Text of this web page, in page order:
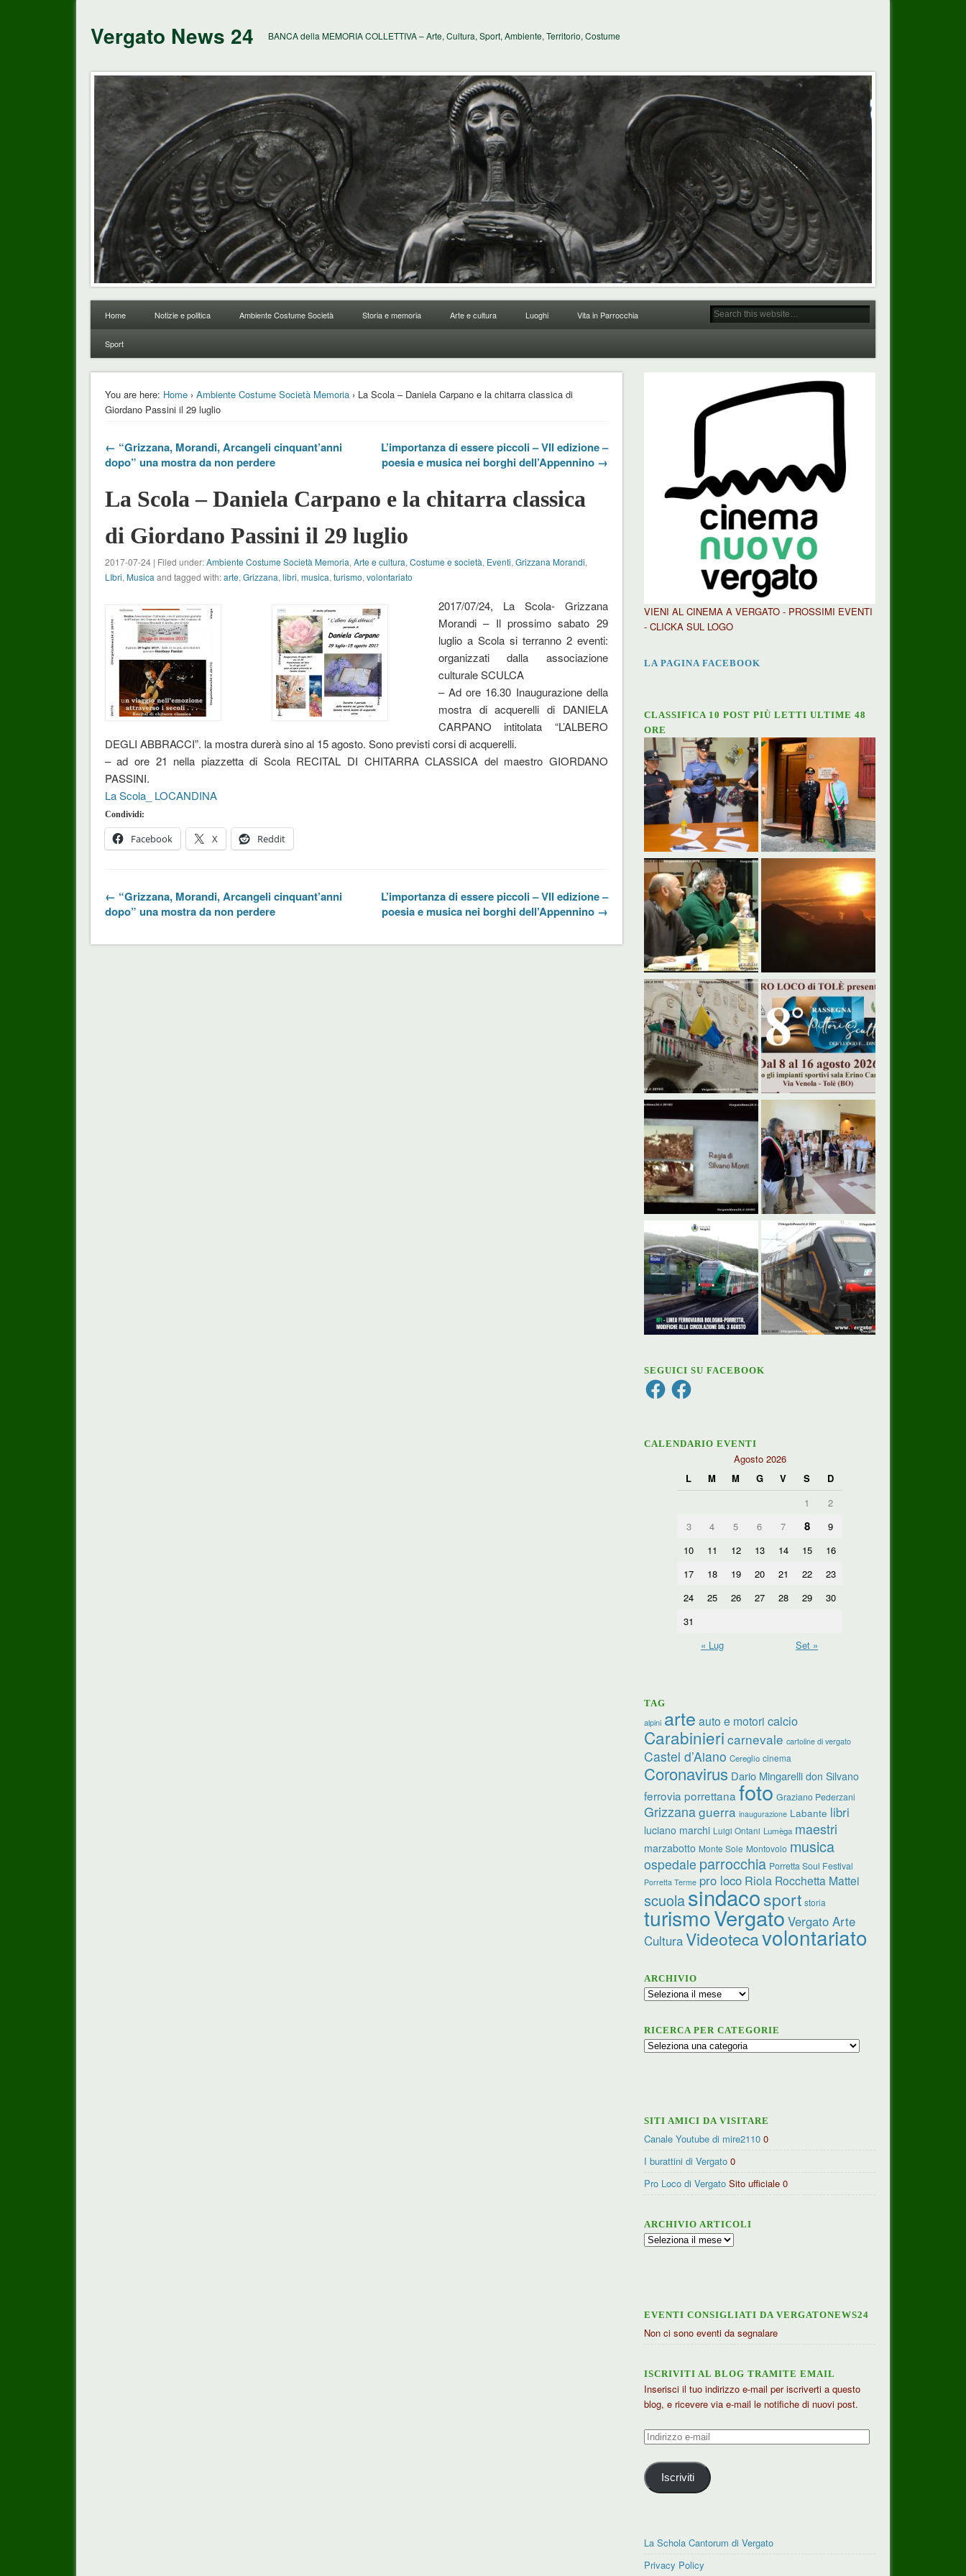
Vergato News 24 BANCA della MEMORIA COLLETTIVA – Arte, Cultura, Sport, Ambiente, Territorio, Costume
Home Notizie e politica Ambiente Costume Società Storia e memoria Arte e cultura Luoghi Vita in Parrocchia
Sport
You are here: Home› Ambiente Costume Società Memoria› La Scola – Daniela Carpano e la chitarra classica di
Giordano Passini il 29 luglio
← “Grizzana, Morandi, Arcangeli cinquant’anni
dopo” una mostra da non perdere
L’importanza di essere piccoli – VII edizione –
poesia e musica nei borghi dell’Appennino →
La Scola – Daniela Carpano e la chitarra classica
di Giordano Passini il 29 luglio
2017-07-24 | Filed under:Ambiente Costume Società Memoria, Arte e cultura, Costume e società, Eventi, Grizzana Morandi,
LIbri, Musica and tagged with:arte, Grizzana, libri, musica, turismo, volontariato
2017/07/24, La Scola- Grizzana
Morandi – Il prossimo sabato 29
luglio a Scola si terranno 2 eventi:
organizzati dalla associazione
culturale SCULCA
– Ad ore 16.30 Inaugurazione della
mostra di acquerelli di DANIELA
CARPANO intitolata “L’ALBERO
DEGLI ABBRACCI”. la mostra durerà sino al 15 agosto. Sono previsti corsi di acquerelli.
– ad ore 21 nella piazzetta di Scola RECITAL DI CHITARRA CLASSICA del maestro GIORDANO
PASSINI.
La Scola_ LOCANDINA
Condividi:
Facebook X Reddit
← “Grizzana, Morandi, Arcangeli cinquant’anni
dopo” una mostra da non perdere
L’importanza di essere piccoli – VII edizione –
poesia e musica nei borghi dell’Appennino →
VIENI AL CINEMA A VERGATO - PROSSIMI EVENTI
- CLICKA SUL LOGO
LA PAGINA FACEBOOK
CLASSIFICA 10 POST PIÙ LETTI ULTIME 48
ORE
SEGUICI SU FACEBOOK
FacebookFacebook
CALENDARIO EVENTI
Agosto 2026
L
M M G V S
D
1
2
3
4 5 6 7 8
9
10
11 12 13 14 15
16
17
18 19 20 21 22
23
24
25 26 27 28 29
30
31
« Lug
Set »
TAG
alpini arte auto e motori calcio
Carabinieri carnevale cartoline di vergato
Castel d’Aiano Cereglio cinema
Coronavirus Dario Mingarelli don Silvano
ferrovia porrettana foto Graziano Pederzani
Grizzanaguerra inaugurazione Labante libri
luciano marchi Luigi Ontani Lumèga maestri
marzabotto Monte Sole Montovolo musica
ospedale parrocchia Porretta Soul Festival
Porretta Terme pro loco Riola Rocchetta Mattei
scuolasindacosport storia
turismoVergato Vergato Arte
CulturaVideotecavolontariato
ARCHIVIO
Archivio
RICERCA PER CATEGORIE
Ricerca
SITI AMICI DA VISITARE
Canale Youtube di mire2110 0
I burattini di Vergato 0
Pro Loco di Vergato Sito ufficiale 0
ARCHIVIO ARTICOLI
Archivio
EVENTI CONSIGLIATI DA VERGATONEWS24
Non ci sono eventi da segnalare
ISCRIVITI AL BLOG TRAMITE EMAIL
Inserisci il tuo indirizzo e-mail per iscriverti a questo
blog, e ricevere via e-mail le notifiche di nuovi post.
Indirizzo
mail
Iscriviti
La Schola Cantorum di Vergato
Privacy Policy